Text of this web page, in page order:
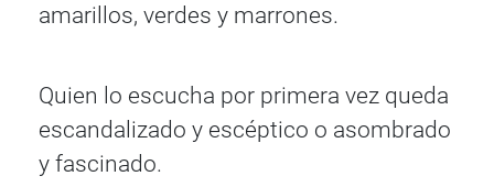
amarillos, verdes y marrones.
Quien lo escucha por primera vez queda
escandalizado y escéptico o asombrado
y fascinado.